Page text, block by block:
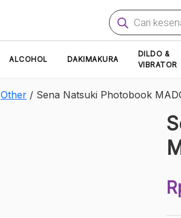
Products
search
ALCOHOL DAKIMAKURA
DILDO &
VIBRATOR
Other / Sena Natsuki Photobook